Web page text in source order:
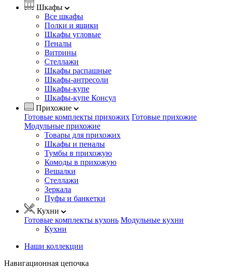
Шкафы
Все шкафы
Полки и ящики
Шкафы угловые
Пеналы
Витрины
Стеллажи
Шкафы распашные
Шкафы-антресоли
Шкафы-купе
Шкафы-купе Консул
Прихожие
Готовые комплекты прихожих Готовые прихожие
Модульные прихожие
Товары для прихожих
Шкафы и пеналы
Тумбы в прихожую
Комоды в прихожую
Вешалки
Стеллажи
Зеркала
Пуфы и банкетки
Кухни
Готовые комплекты кухонь Модульные кухни
Кухни
Наши коллекции
Навигационная цепочка